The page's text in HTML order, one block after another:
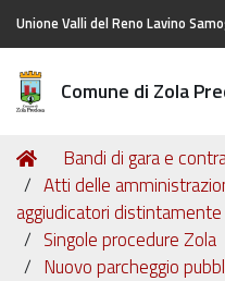
Unione Valli del Reno Lavino
Comune di Zola
Tu
sei
qui:
Home
Bandi di gara e
Atti delle
aggiudicatori
Singole procedure Zola
Nuovo parcheggio